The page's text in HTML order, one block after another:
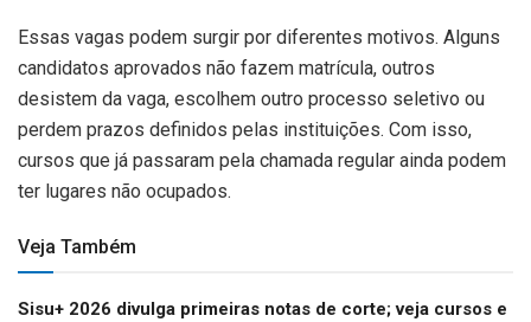
Essas vagas podem surgir por diferentes motivos. Alguns
candidatos aprovados não fazem matrícula, outros
desistem da vaga, escolhem outro processo seletivo ou
perdem prazos definidos pelas instituições. Com isso,
cursos que já passaram pela chamada regular ainda podem
ter lugares não ocupados.
Veja Também
Sisu+ 2026 divulga primeiras notas de corte; veja cursos e